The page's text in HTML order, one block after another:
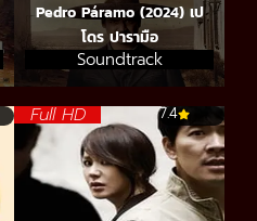
Pedro Páramo (2024) เป
โดร ปารามือ
Soundtrack
Full HD 7.4